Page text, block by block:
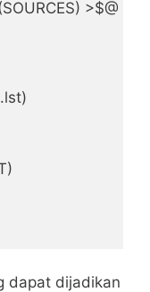
dapat dijadikan